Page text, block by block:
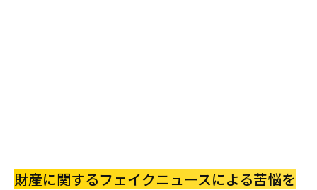
財産に関するフェイクニュースによる苦悩を